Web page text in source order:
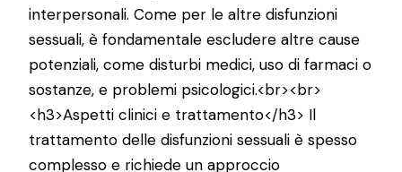
interpersonali. Come per le altre disfunzioni
sessuali, è fondamentale escludere altre cause
potenziali, come disturbi medici, uso di farmaci o
sostanze, e problemi psicologici.<br><br>
<h3>Aspetti clinici e trattamento</h3> Il
trattamento delle disfunzioni sessuali è spesso
complesso e richiede un approccio